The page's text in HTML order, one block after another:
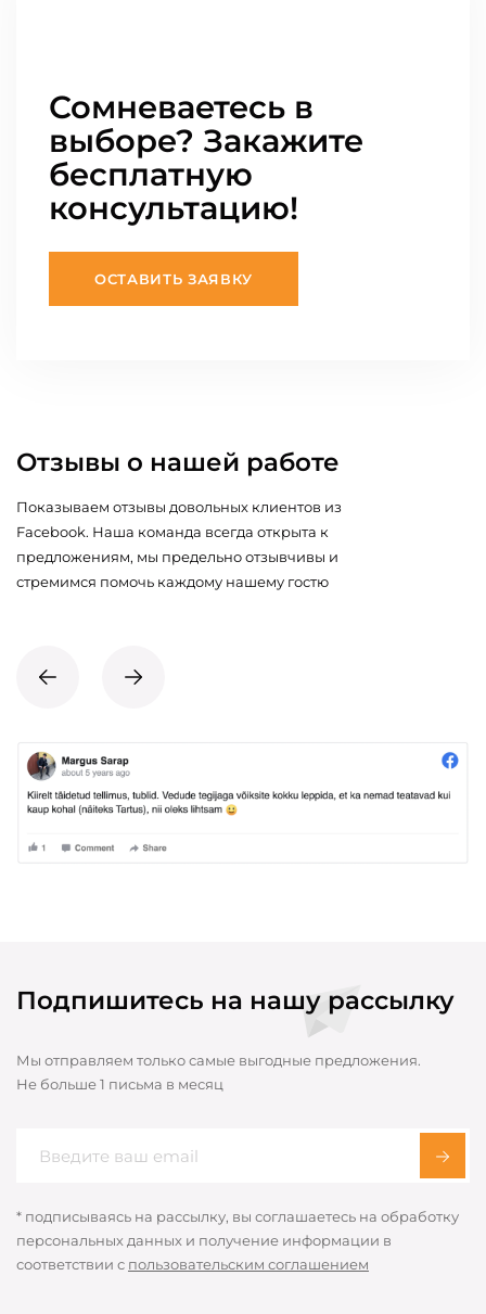
Сомневаетесь в
выборе? Закажите
бесплатную
консультацию!
ОСТАВИТЬ ЗАЯВКУ
Отзывы о нашей работе
Показываем отзывы довольных клиентов из
Facebook. Наша команда всегда открыта к
предложениям, мы предельно отзывчивы и
стремимся помочь каждому нашему гостю
Подпишитесь на нашу рассылку
Мы отправляем только самые выгодные предложения.
Не больше 1 письма в месяц
* подписываясь на рассылку, вы соглашаетесь на обработку
персональных данных и получение информации в
соответствии с пользовательским соглашением